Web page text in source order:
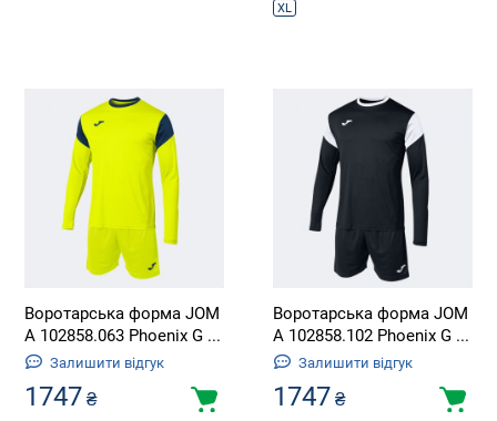
XL
Воротарська форма JOM
A 102858.063 Phoenix G ...
Залишити відгук
1747 ₴
Воротарська форма JOM
A 102858.102 Phoenix G ...
Залишити відгук
1747 ₴